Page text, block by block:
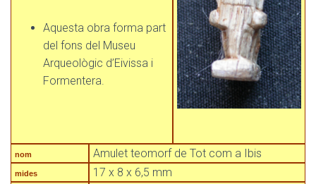
Aquesta obra forma part
del fons del Museu
Arqueològic d’Eivissa i
Formentera.
nom Amulet teomorf de Tot com a Ibis
mides 17 x 8 x 6,5 mm